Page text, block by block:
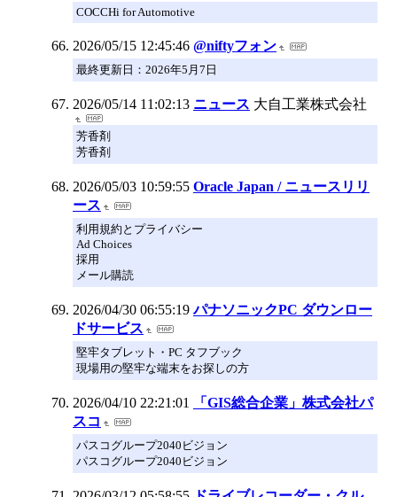
COCCHi for Automotive
2026/05/15 12:45:46 @niftyフォン
最終更新日：2026年5月7日
2026/05/14 11:02:13 ニュース 大自工業株式会社
芳香剤
芳香剤
2026/05/03 10:59:55 Oracle Japan / ニュースリリ
ース
利用規約とプライバシー
Ad Choices
採用
メール購読
2026/04/30 06:55:19 パナソニックPC ダウンロー
ドサービス
堅牢タブレット・PC タフブック
現場用の堅牢な端末をお探しの方
2026/04/10 22:21:01
「GIS総合企業」株式会社パ
スコ
パスコグループ2040ビジョン
パスコグループ2040ビジョン